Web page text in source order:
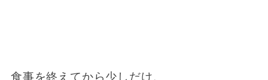
食事を終えてから少しだけ、